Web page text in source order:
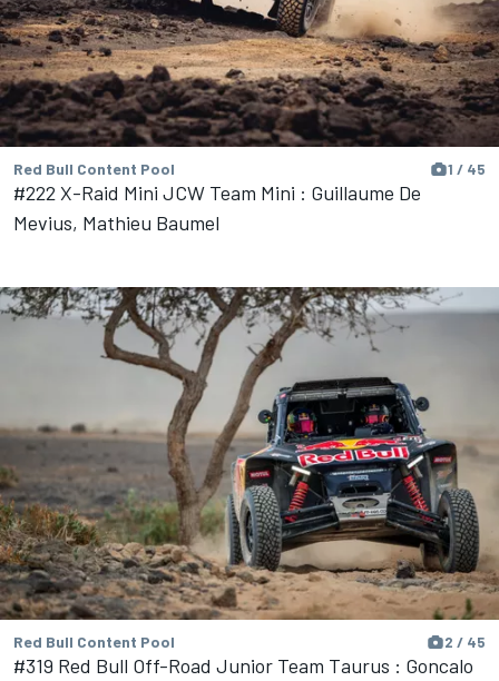
Red Bull Content Pool 1 / 45
#222 X-Raid Mini JCW Team Mini : Guillaume De
Mevius, Mathieu Baumel
Red Bull Content Pool 2 / 45
#319 Red Bull Off-Road Junior Team Taurus : Goncalo